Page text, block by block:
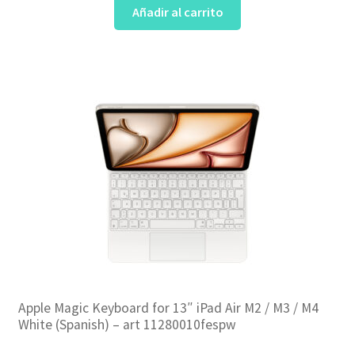
Añadir al carrito
Apple Magic Keyboard for 13″ iPad Air M2 / M3 / M4
White (Spanish) – art 11280010fespw